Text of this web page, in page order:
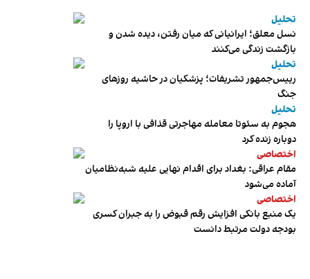
تحلیل
نسل معلق؛ ایرانیانی که میان رفتن، دیده شدن و
بازگشت زندگی می‌کنند
تحلیل
رییس‌جمهور تشریفات؛ پزشکیان در حاشیه روزهای
جنگ
تحلیل
هجوم به سئوتا معامله مهاجرتی قذافی با اروپا را
دوباره زنده کرد
اختصاصی
مقام عراقی: بغداد برای اقدام نهایی علیه شبه‌نظامیان
آماده می‌شود
اختصاصی
یک منبع بانکی افزایش رقم قبوض را به جبران کسری
بودجه دولت مرتبط دانست